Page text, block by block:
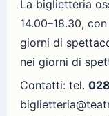
La biglietteria
14.00–18.30,
giorni di
nei giorni di
Contatti: tel.